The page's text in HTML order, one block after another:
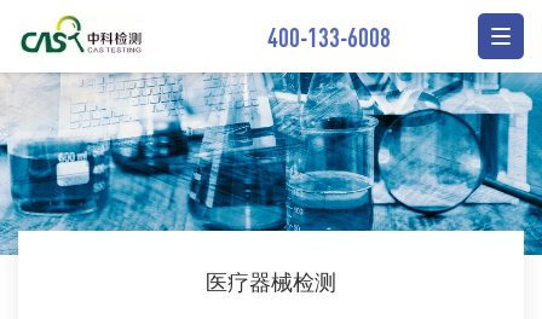
400-133-6008
医疗器械检测